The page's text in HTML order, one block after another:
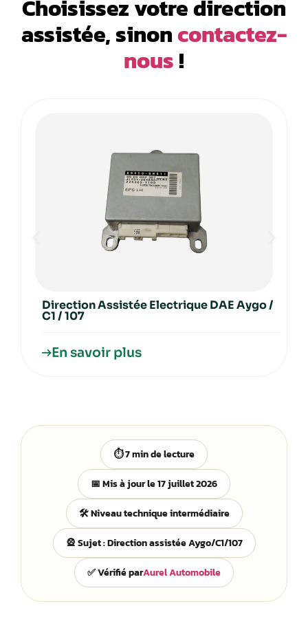
Choisissez votre direction
assistée, sinoncontactez-
nous!
Direction Assistée Electrique DAE Aygo /
C1 / 107
En savoir plus
⏱️ 7 min de lecture
📅 Mis à jour le 17 juillet 2026
🛠️ Niveau technique intermédiaire
🎡 Sujet : Direction assistée Aygo/C1/107
✅ Vérifié parAurel Automobile